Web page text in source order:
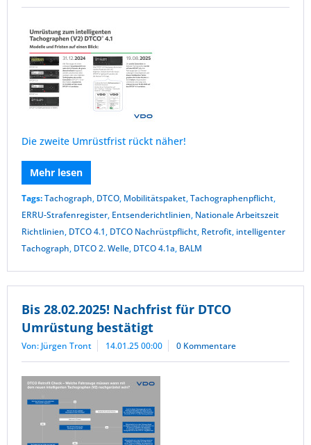
Die zweite Umrüstfrist rückt näher!
Mehr lesen
Tags:Tachograph, DTCO, Mobilitätspaket,Tachographenpflicht,
ERRU-Strafenregister, Entsenderichtlinien, Nationale Arbeitszeit
Richtlinien, DTCO 4.1, DTCO Nachrüstpflicht, Retrofit, intelligenter
Tachograph, DTCO 2. Welle, DTCO 4.1a, BALM
Bis 28.02.2025! Nachfrist für DTCO
Umrüstung bestätigt
Von: Jürgen Tront 14.01.25 00:00 0 Kommentare